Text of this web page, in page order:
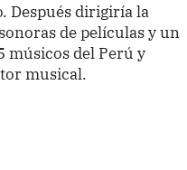
Después dirigiría la
de películas y un
músicos del Perú y
musical.